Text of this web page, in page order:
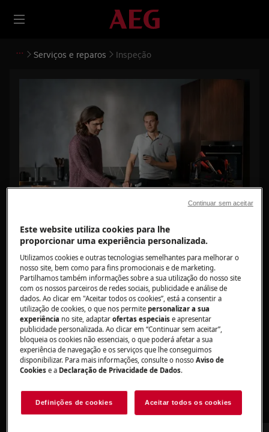
Serviços e reparos Inspeção
Inspeção
Inspeção e diagnóstico:Avaliamos o seu eletrodoméstico
com precisão desde a primeira visita.
Irreparável ou orçamento não aceite:Oferecemos um
novo eletrodoméstico com transporte e instalação incluídos,
descontando o valor já pago.
Reserve um serviço
Serviço de reparação AEG
Este website utiliza cookies para lhe
proporcionar uma experiência personalizada.
Utilizamos cookies e outras tecnologias semelhantes para melhorar o
nosso site, bem como para fins promocionais e de marketing.
Partilhamos também informações sobre a sua utilização do nosso site
com os nossos parceiros de redes sociais, publicidade e análise de
dados. Ao clicar em "Aceitar todos os cookies”, está a consentir a
utilização de cookies, o que nos permitepersonalizar a sua
experiência no site, adaptarofertas especiaise apresentar
publicidade personalizada. Ao clicar em “Continuar sem aceitar”,
bloqueia os cookies não essenciais, o que poderá afetar a sua
experiência de navegação e os serviços que lhe conseguimos
disponibilizar. Para mais informações, consulte o nossoAviso de
Cookies e a Declaração de Privacidade de Dados.
Definições de cookies Aceitar todos os cookies
Continuar sem aceitar